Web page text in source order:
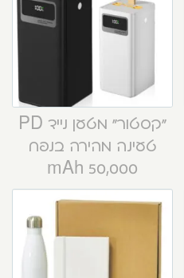
“קסטור” מטען נייד PD
טעינה מהירה בנפח
50,000 mAh